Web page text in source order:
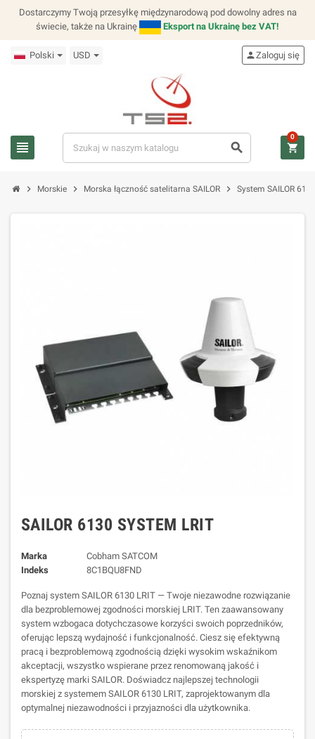
Dostarczymy Twoją przesyłkę międzynarodową pod dowolny adres na
świecie, także na Ukrainę
Eksport na Ukrainę bez VAT!
Polski USD
view_headline search
personZaloguj się
shopping_cart
0
chevron_right Morskie chevron_right Morska łączność satelitarna SAILOR chevron_right System SAILOR
SAILOR 6130 SYSTEM LRIT
Marka
Cobham SATCOM
Indeks
8C1BQU8FND
Poznaj system SAILOR 6130 LRIT — Twoje niezawodne rozwiązanie
dla bezproblemowej zgodności morskiej LRIT. Ten zaawansowany
system wzbogaca dotychczasowe korzyści swoich poprzedników,
oferując lepszą wydajność i funkcjonalność. Ciesz się efektywną
pracą i bezproblemową zgodnością dzięki wysokim wskaźnikom
akceptacji, wszystko wspierane przez renomowaną jakość i
ekspertyzę marki SAILOR. Doświadcz najlepszej technologii
morskiej z systemem SAILOR 6130 LRIT, zaprojektowanym dla
optymalnej niezawodności i przyjazności dla użytkownika.